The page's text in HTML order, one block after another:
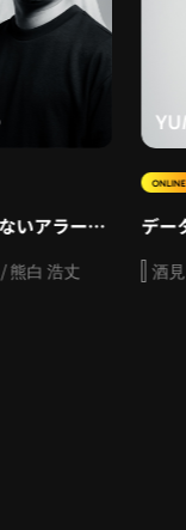
ートの危険性
丈
YUMI
AI
データ利
酒見 由美